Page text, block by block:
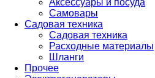
Аксессуары и посуда
Самовары
Садовая техника
Садовая техника
Расходные материалы
Шланги
Прочее